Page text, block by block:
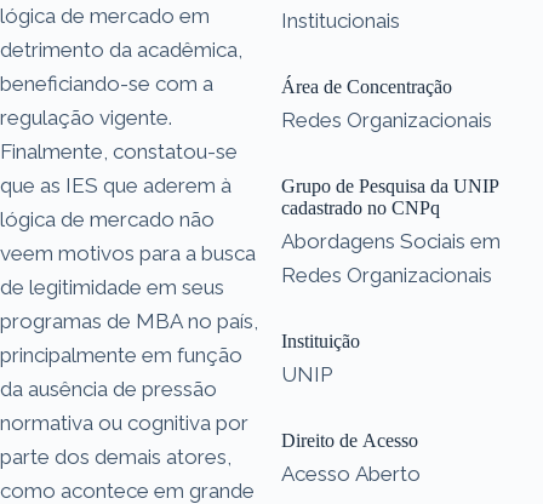
lógica de mercado em
detrimento da acadêmica,
beneficiando-se com a
regulação vigente.
Finalmente, constatou-se
que as IES que aderem à
lógica de mercado não
veem motivos para a busca
de legitimidade em seus
programas de MBA no país,
principalmente em função
da ausência de pressão
normativa ou cognitiva por
parte dos demais atores,
como acontece em grande
Institucionais
Área de Concentração
Redes Organizacionais
Grupo de Pesquisa da UNIP
cadastrado no CNPq
Abordagens Sociais em
Redes Organizacionais
Instituição
UNIP
Direito de Acesso
Acesso Aberto